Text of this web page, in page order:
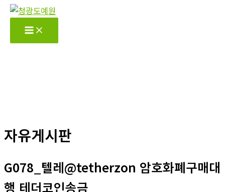
콘
자유게시판
G078_텔레@tetherzon 암호화폐구매대
행 테더코인송금